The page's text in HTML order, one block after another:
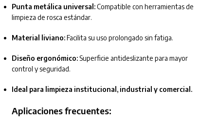
Punta metálica universal:Compatible con herramientas de
limpieza de rosca estándar.
Material liviano:Facilita su uso prolongado sin fatiga.
Diseño ergonómico:Superficie antideslizante para mayor
control y seguridad.
Ideal para limpieza institucional, industrial y comercial.
Aplicaciones frecuentes: